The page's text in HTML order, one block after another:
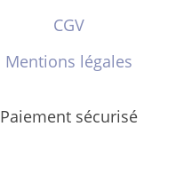
CGV
Mentions légales
Paiement sécurisé